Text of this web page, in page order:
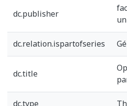
dc.publisher
dc.relation.ispartofseries
dc.title